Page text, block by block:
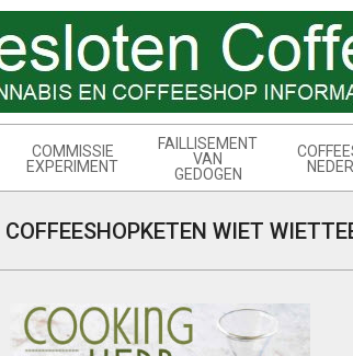
COMMISSIE
EXPERIMENT
FAILLISEMENT
VAN
GEDOGEN
WIET